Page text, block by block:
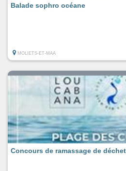
Balade sophro océane
MOLIETS-ET-MAA
Concours de ramassage de